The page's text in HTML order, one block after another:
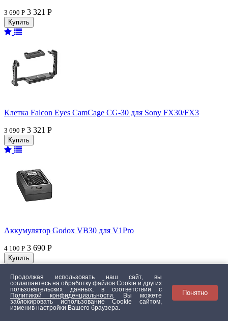
3 690 Р 3 321 Р
Клетка Falcon Eyes CamCage CG-30 для Sony FX30/FX3
3 690 Р 3 321 Р
Аккумулятор Godox VB30 для V1Pro
4 100 Р 3 690 Р
Продолжая использовать наш сайт, вы
соглашаетесь на обработку файлов Сookie и других
пользовательских данных, в соответствии с
Политикой конфиденциальности
. Вы можете
заблокировать использование Cookie сайтом,
изменив настройки Вашего браузера.
Понятно